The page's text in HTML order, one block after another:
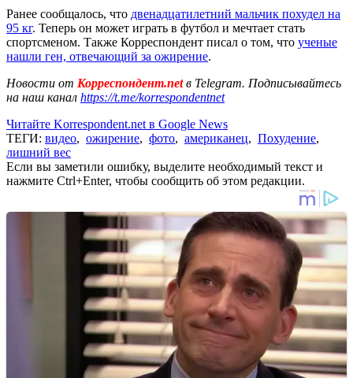
Ранее сообщалось, что двенадцатилетний мальчик похудел на
95 кг. Теперь он может играть в футбол и мечтает стать
спортсменом. Также Корреспондент писал о том, что ученые
нашли ген, отвечающий за ожирение.
Новости от Корреспондент.netв Telegram. Подписывайтесь
на наш канал https://t.me/korrespondentnet
Читайте Korrespondent.net в Google News
ТЕГИ: видео, ожирение, фото, американец, Похудение,
лишний вес
Если вы заметили ошибку, выделите необходимый текст и
нажмите Ctrl+Enter, чтобы сообщить об этом редакции.